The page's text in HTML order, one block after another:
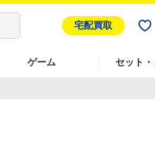
宅配買取
ゲーム セット